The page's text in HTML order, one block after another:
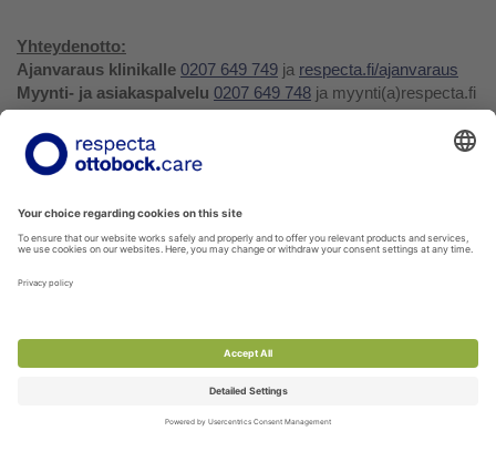
Yhteydenotto:
Ajanvaraus klinikalle 0207 649 749 ja respecta.fi/ajanvaraus
Myynti- ja asiakaspalvelu 0207 649 748 ja myynti(a)respecta.fi
tai huollon ja varaosien
Yhteystiedot ja palaute
Verkkokauppa
Tietosuojakäytäntö
Privacy Policy
Ilmoittajansuojelu
paikallispuhelumaksun mukaisesti.
Voit tilata kaikkia verkkokuvaston tuotteita myyntipalvelustamme!
Ota yhteyttämyynti@respecta.fi, puhelimitse 0207 649 748
Palaute- ja reklamaatiolomake